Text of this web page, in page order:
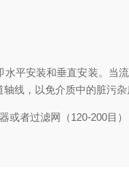
安装和垂直安装。当流
线，以免介质中的脏污
者过滤网（120-200目）